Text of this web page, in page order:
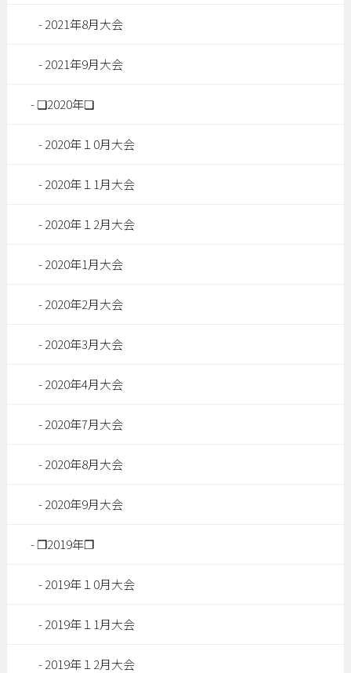
2021年8月大会
2021年9月大会
❏2020年❏
2020年１0月大会
2020年１1月大会
2020年１2月大会
2020年1月大会
2020年2月大会
2020年3月大会
2020年4月大会
2020年7月大会
2020年8月大会
2020年9月大会
❐2019年❐
2019年１0月大会
2019年１1月大会
2019年１2月大会